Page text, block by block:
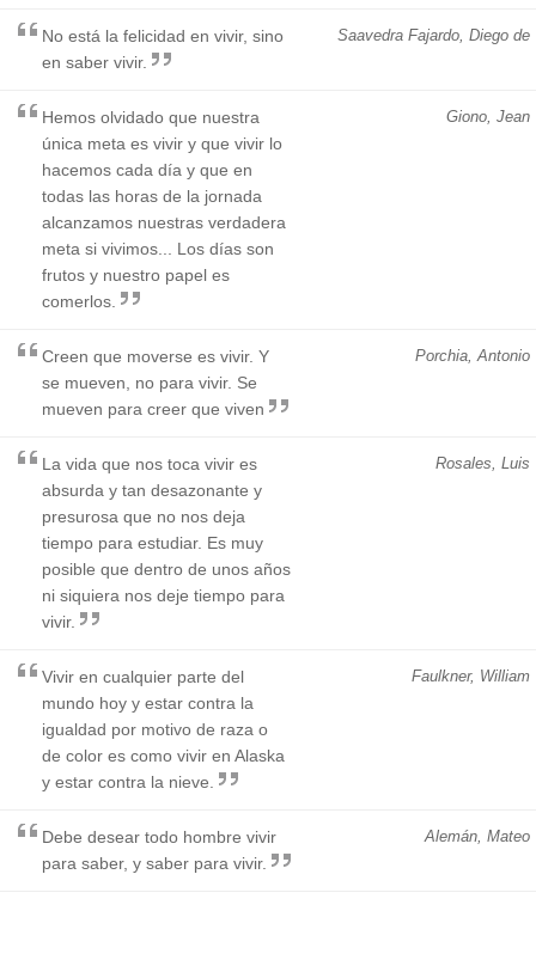
Saavedra Fajardo, Diego de
No está la felicidad en vivir, sino
en saber vivir.
Giono, Jean
Hemos olvidado que nuestra
única meta es vivir y que vivir lo
hacemos cada día y que en
todas las horas de la jornada
alcanzamos nuestras verdadera
meta si vivimos... Los días son
frutos y nuestro papel es
comerlos.
Porchia, Antonio
Creen que moverse es vivir. Y
se mueven, no para vivir. Se
mueven para creer que viven
Rosales, Luis
La vida que nos toca vivir es
absurda y tan desazonante y
presurosa que no nos deja
tiempo para estudiar. Es muy
posible que dentro de unos años
ni siquiera nos deje tiempo para
vivir.
Faulkner, William
Vivir en cualquier parte del
mundo hoy y estar contra la
igualdad por motivo de raza o
de color es como vivir en Alaska
y estar contra la nieve.
Alemán, Mateo
Debe desear todo hombre vivir
para saber, y saber para vivir.